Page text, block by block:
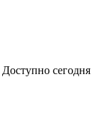
Доступно сегодня